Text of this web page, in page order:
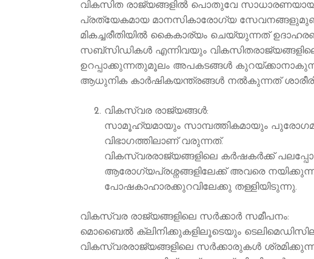
വികസിത രാജ്യങ്ങളില്‍ പൊതുവേ
പ്രത്യേകമായ മാനസികാരോഗ്യ
മികച്ചരീതിയില്‍ കൈകാര്യം ചെയ്യുന്നത്
സബ്സിഡികൾ എന്നിവയും
ഉറപ്പാക്കുന്നതുമൂലം അപകടങ്ങൾ
ആധുനിക കാര്‍ഷികയന്ത്രങ്ങള്‍ നല്‍കുന്നത്
വികസ്വര രാജ്യങ്ങൾ:
സാമൂഹ്യമായും സാമ്പത്തികമായും
വിഭാഗത്തിലാണ് വരുന്നത്.
വികസ്വരരാജ്യങ്ങളിലെ കർഷകർക്ക്
ആരോഗ്യപ്രശ്നങ്ങളിലേക്ക് അവരെ
പോഷകാഹാരക്കുറവിലേക്കു തള്ളിയിടുന്നു.
വികസ്വര രാജ്യങ്ങളിലെ സർക്കാർ സമീപനം:
മൊബൈൽ ക്ലിനിക്കുകളിലൂടെയും
വികസ്വരരാജ്യങ്ങളിലെ സര്‍ക്കാരുകള്‍